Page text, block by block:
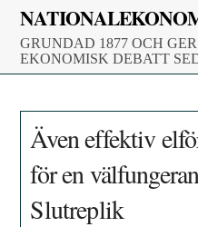
Skip
content
GRUNDAD 1877 OCH
EKONOMISK DEBATT
Även effektiv
för en
Slutreplik